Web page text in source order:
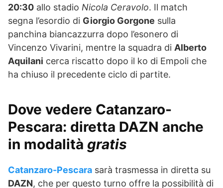
20:30 allo stadio Nicola Ceravolo. Il match
segna l’esordio di Giorgio Gorgone sulla
panchina biancazzurra dopo l’esonero di
Vincenzo Vivarini, mentre la squadra di Alberto
Aquilani cerca riscatto dopo il ko di Empoli che
ha chiuso il precedente ciclo di partite.
Dove vedere Catanzaro-
Pescara: diretta DAZN anche
in modalità gratis
Catanzaro-Pescara sarà trasmessa in diretta su
DAZN, che per questo turno offre la possibilità di